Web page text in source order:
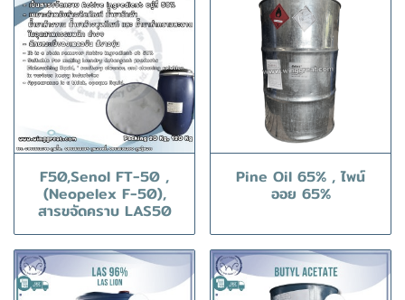
F50,Senol FT-50 ,
(Neopelex F-50),
สารขจัดคราบ LAS50
Pine Oil 65% , ไพน์
ออย 65%